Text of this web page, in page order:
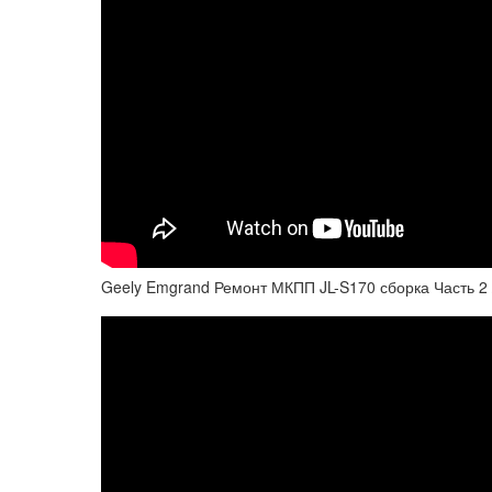
Geely Emgrand Ремонт МКПП JL-S170 сборка Часть 2